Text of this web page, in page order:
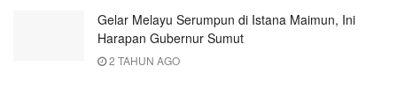
Gelar Melayu Serumpun di Istana Maimun, Ini
Harapan Gubernur Sumut
2 TAHUN AGO